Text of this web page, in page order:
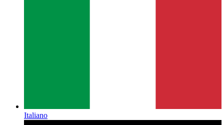
Italiano